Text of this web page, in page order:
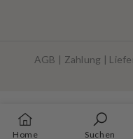
AGB | Zahlung |
Home Suchen